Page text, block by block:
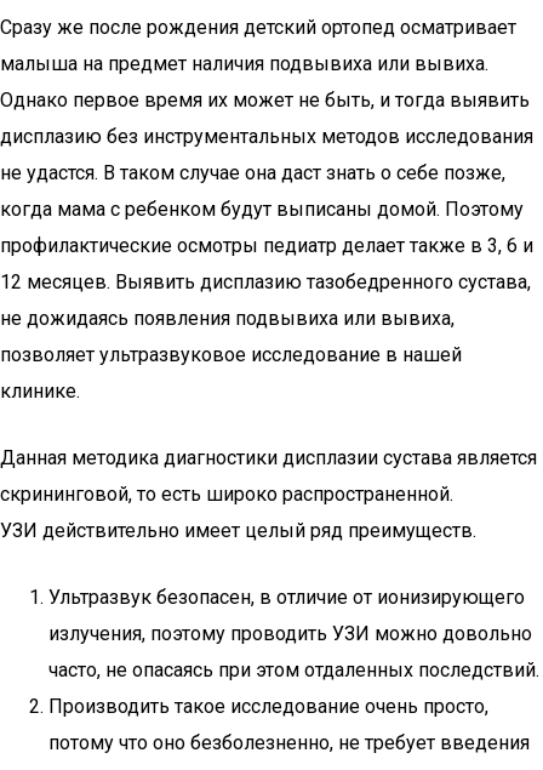
Сразу же после рождения детский ортопед осматривает
малыша на предмет наличия подвывиха или вывиха.
Однако первое время их может не быть, и тогда выявить
дисплазию без инструментальных методов исследования
не удастся. В таком случае она даст знать о себе позже,
когда мама с ребенком будут выписаны домой. Поэтому
профилактические осмотры педиатр делает также в 3, 6 и
12 месяцев. Выявить дисплазию тазобедренного сустава,
не дожидаясь появления подвывиха или вывиха,
позволяет ультразвуковое исследование в нашей
клинике.
Данная методика диагностики дисплазии сустава является
скрининговой, то есть широко распространенной.
УЗИ действительно имеет целый ряд преимуществ.
Ультразвук безопасен, в отличие от ионизирующего
излучения, поэтому проводить УЗИ можно довольно
часто, не опасаясь при этом отдаленных последствий.
Производить такое исследование очень просто,
потому что оно безболезненно, не требует введения